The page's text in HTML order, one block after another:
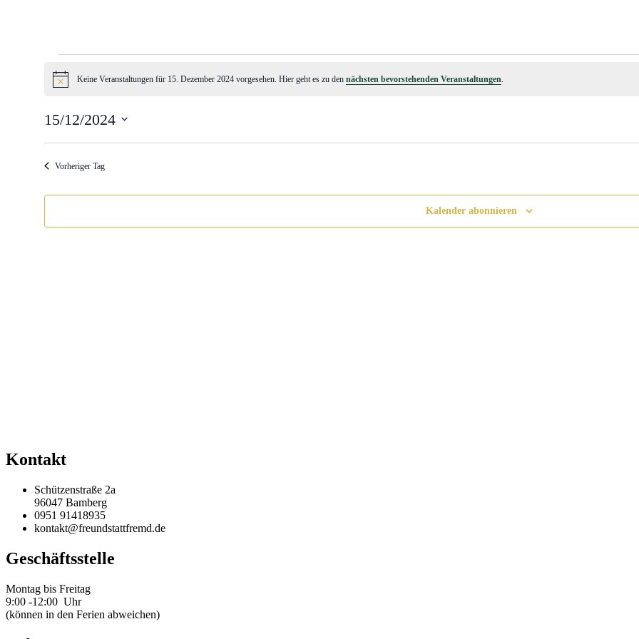
für
Dezember
2024
HinweisKeine Veranstaltungen für 15. Dezember 2024 vorgesehen. Hier geht es zu den nächsten bevorstehenden Veranstaltungen
15/12/2024
Vorheriger Tag
Kalender abonnieren
Kontakt
Schützenstraße 2a
96047 Bamberg
0951 91418935
kontakt@freundstattfremd.de
Geschäftsstelle
Montag bis Freitag
9:00 -12:00 Uhr
(können in den Ferien abweichen)